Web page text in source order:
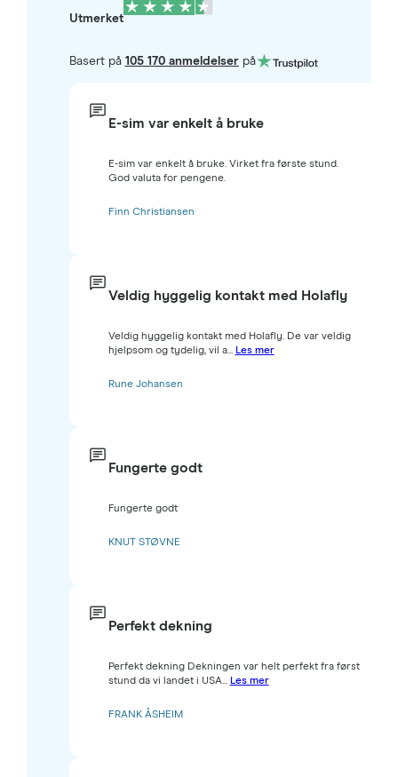
Utmerket
Basert på 105 170 anmeldelserpå
E-sim var enkelt å bruke
E-sim var enkelt å bruke. Virket fra første stund.
God valuta for pengene.
Finn Christiansen
Veldig hyggelig kontakt med Holafly
Veldig hyggelig kontakt med Holafly. De var veldig
hjelpsom og tydelig, vil a... Les mer
Rune Johansen
Fungerte godt
Fungerte godt
KNUT STØVNE
Perfekt dekning
Perfekt dekning Dekningen var helt perfekt fra først
stund da vi landet i USA... Les mer
FRANK ÅSHEIM